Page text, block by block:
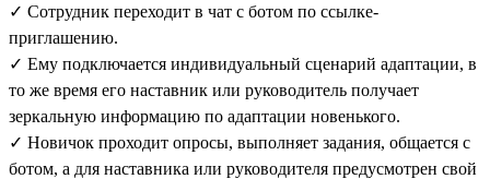
✓ Сотрудник переходит в чат с ботом по ссылке-
приглашению.
✓ Ему подключается индивидуальный сценарий адаптации, в
то же время его наставник или руководитель получает
зеркальную информацию по адаптации новенького.
✓ Новичок проходит опросы, выполняет задания, общается с
ботом, а для наставника или руководителя предусмотрен свой